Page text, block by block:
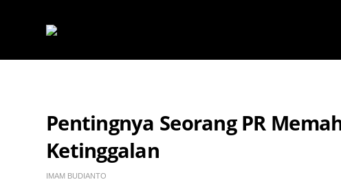
Pentingnya Seorang PR
Ketinggalan
IMAM BUDIANTO